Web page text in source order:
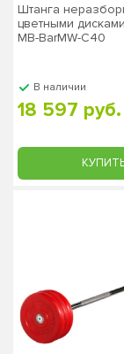
Штанга
цветными
MB-BarMW-C40
В наличии
18 597 руб.